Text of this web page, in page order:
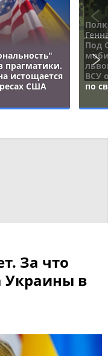
прагматики.
истощается
США
Под
ВСУ
по
За что
Украины в